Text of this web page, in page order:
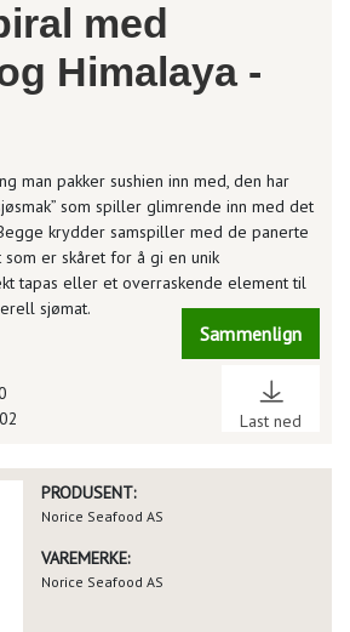
med
Himalaya -
man pakker sushien inn med, den har
som spiller glimrende inn med det
krydder samspiller med de panerte
som er skåret for å gi en unik
tapas eller et overraskende element til
sjømat.
Sammenlign
Last ned
PRODUSENT:
Norice Seafood AS
VAREMERKE:
Norice Seafood AS